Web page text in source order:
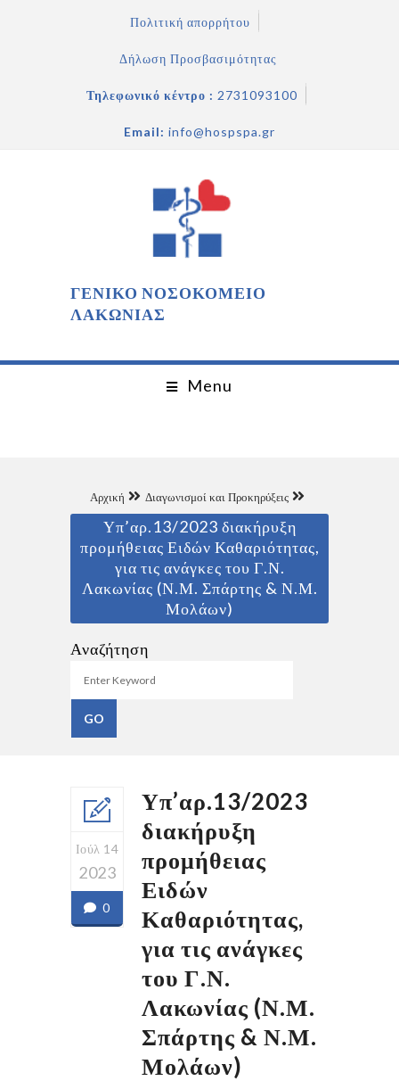
Πολιτική απορρήτου
Δήλωση Προσβασιμότητας
Τηλεφωνικό κέντρο : 2731093100
Email: info@hospspa.gr
ΓΕΝΙΚΟ ΝΟΣΟΚΟΜΕΙΟ
ΛΑΚΩΝΙΑΣ
Menu
Αρχική Διαγωνισμοί και Προκηρύξεις
Υπ’αρ.13/2023 διακήρυξη
προμήθειας Ειδών Καθαριότητας,
για τις ανάγκες του Γ.Ν.
Λακωνίας (Ν.Μ. Σπάρτης & Ν.Μ.
Μολάων)
Αναζήτηση
Ιούλ 14
2023
0
Υπ’αρ.13/2023
διακήρυξη
προμήθειας
Ειδών
Καθαριότητας,
για τις ανάγκες
του Γ.Ν.
Λακωνίας (Ν.Μ.
Σπάρτης & Ν.Μ.
Μολάων)